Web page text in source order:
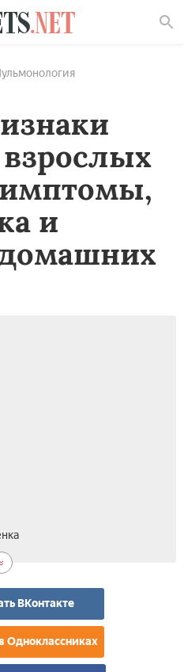
взрослых
и
ВКонтакте
Одноклассниках